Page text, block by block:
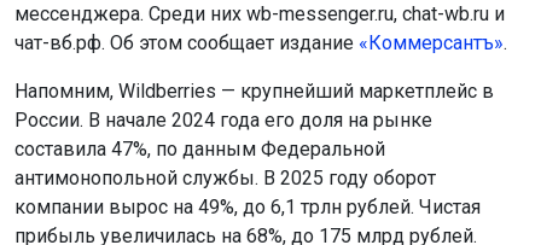
мессенджера. Среди них wb-messenger.ru, chat-wb.ru и
чат-вб.рф. Об этом сообщает издание «Коммерсантъ».
Напомним, Wildberries — крупнейший маркетплейс в
России. В начале 2024 года его доля на рынке
составила 47%, по данным Федеральной
антимонопольной службы. В 2025 году оборот
компании вырос на 49%, до 6,1 трлн рублей. Чистая
прибыль увеличилась на 68%, до 175 млрд рублей.